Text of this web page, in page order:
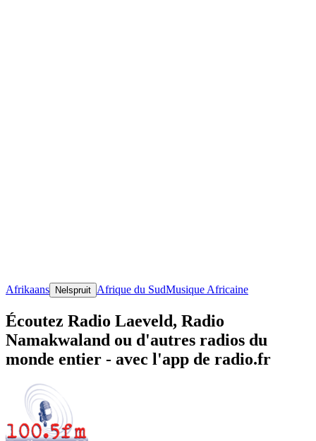
Afrikaans Nelspruit Afrique du SudMusique Africaine
Écoutez Radio Laeveld, Radio
Namakwaland ou d'autres radios du
monde entier - avec l'app de radio.fr